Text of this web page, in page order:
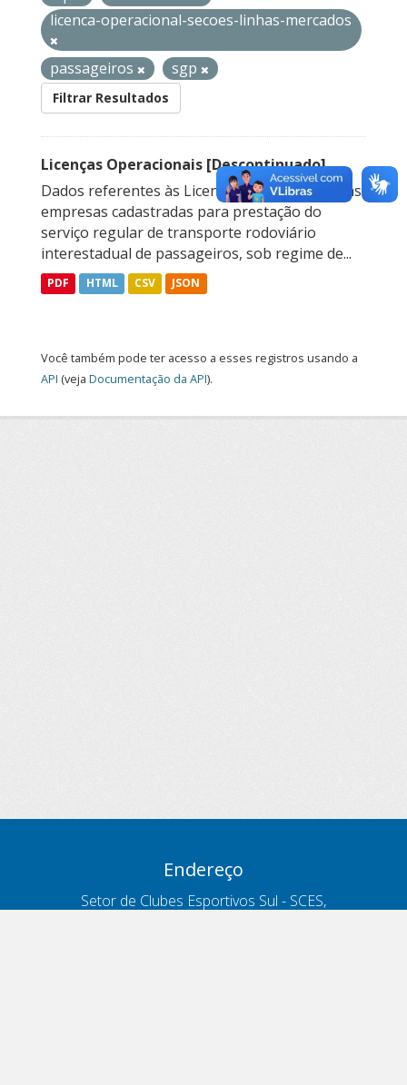
licenca-operacional-secoes-linhas-mercados
passageiros sgp
Filtrar Resultados
Licenças Operacionais [Descontinuado]
Dados referentes às Licenças Operacionais das
empresas cadastradas para prestação do
serviço regular de transporte rodoviário
interestadual de passageiros, sob regime de...
PDF HTML CSV JSON
Você também pode ter acesso a esses registros usando a
API (veja Documentação da API).
Endereço
Setor de Clubes Esportivos Sul - SCES,